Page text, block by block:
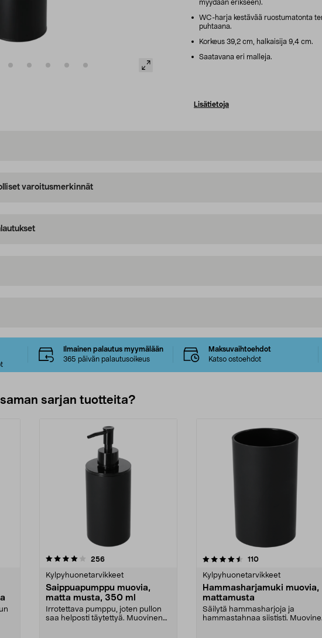
myydään erikseen).
WC-harja kestävää ruostumatonta
puhtaana.
Korkeus 39,2 cm, halkaisija 9,4 cm.
Saatavana eri malleja.
Lisätietoja
varoitusmerkinnät
Ilmainen palautus myymälään
365 päivän palautusoikeus
Maksuvaihtoehdot
Katso ostoehdot
sarjan tuotteita?
256arvostelut
Kylpyhuonetarvikkeet
Saippuapumppu muovia,
matta musta, 350 ml
Irrotettava pumppu, joten pullon
saa helposti täytettyä. Muovinen
4.5viidestä
110arvostelut
Kylpyhuonetarvikkeet
Hammasharjamuki muovia,
mattamusta
Säilytä hammasharjoja ja
hammastahnaa siististi.
4.5viidestä